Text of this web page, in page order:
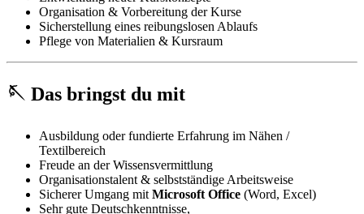
Organisation & Vorbereitung der Kurse
Sicherstellung eines reibungslosen Ablaufs
Pflege von Materialien & Kursraum
🪡 Das bringst du mit
Ausbildung oder fundierte Erfahrung im Nähen /
Textilbereich
Freude an der Wissensvermittlung
Organisationstalent & selbstständige Arbeitsweise
Sicherer Umgang mit Microsoft Office (Word, Excel)
Sehr gute Deutschkenntnisse,